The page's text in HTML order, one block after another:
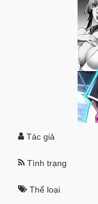
Tác giả
Tình trạng
Thể loại